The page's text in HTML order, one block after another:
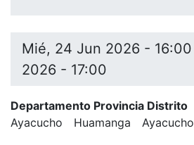
Mié, 24 Jun 2026 - 16:00
2026 - 17:00
Departamento Provincia Distrito
Ayacucho
Huamanga Ayacucho